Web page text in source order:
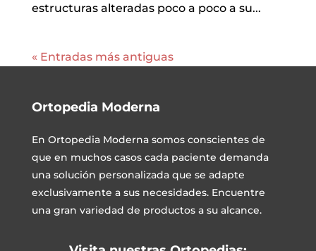
estructuras alteradas poco a poco a su...
« Entradas más antiguas
Ortopedia Moderna
En Ortopedia Modernasomos conscientes de
que en muchos casos cada paciente demanda
una solución personalizada que se adapte
exclusivamente a sus necesidades. Encuentre
una gran variedad de productos a su alcance.